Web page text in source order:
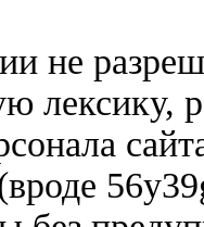
не
лексику,